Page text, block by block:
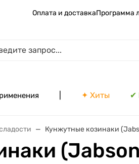
Оплата и доставкаПрограмма
✦ Хиты ✔
Кунжутные козинаки